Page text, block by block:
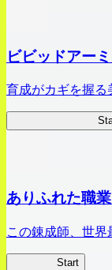
ビビッドアー
育成がカギを握る
ありふれた職
この錬成師、世界
Start